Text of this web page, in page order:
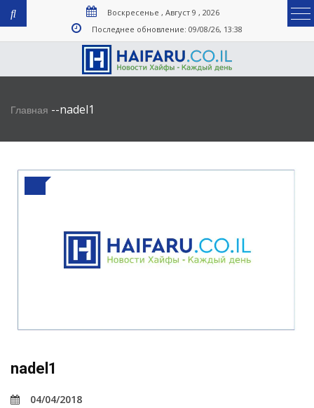
Воскресенье , Август 9 , 2026
Последнее обновление: 09/08/26, 13:38
Главная --nadel1
nadel1
04/04/2018